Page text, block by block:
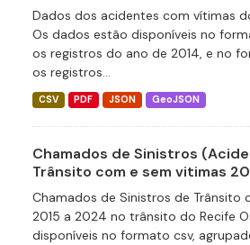
Dados dos acidentes com vítimas
Os dados estão disponíveis no
os registros do ano de 2014, e no
os registros...
CSV PDF JSON GeoJSON
Chamados de Sinistros
Trânsito com e sem vitimas
Chamados de Sinistros de Trânsito
2015 a 2024 no trânsito do Recife
disponíveis no formato csv,